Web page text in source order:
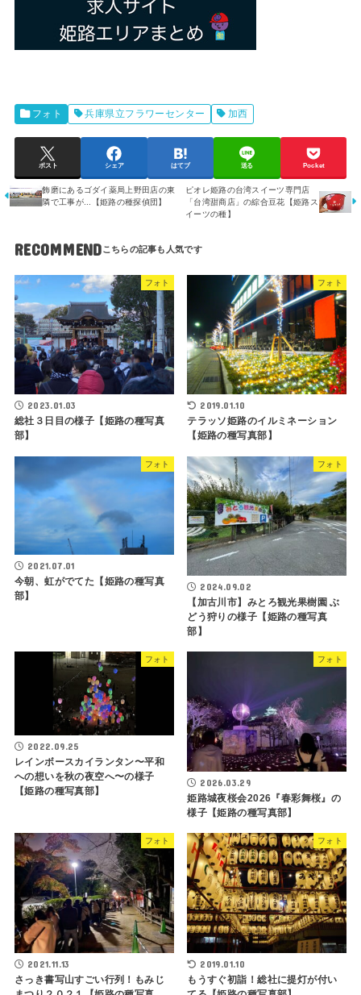
フォト 兵庫県立フラワーセンター 加西
ポスト シェア はてブ 送る Pocket
飾磨にあるゴダイ薬局上野田店の東
隣で工事が...【姫路の種探偵団】
ピオレ姫路の台湾スイーツ専門店
「台湾甜商店」の綜合豆花【姫路ス
イーツの種】
RECOMMEND
フォト
2023.01.03
総社３日目の様子【姫路の種写真
部】
フォト
2019.01.10
テラッソ姫路のイルミネーション
【姫路の種写真部】
フォト
2021.07.01
今朝、虹がでてた【姫路の種写真
部】
フォト
2024.09.02
【加古川市】みとろ観光果樹園 ぶ
どう狩りの様子【姫路の種写真
部】
フォト
2022.09.25
レインボースカイランタン〜平和
への想いを秋の夜空へ〜の様子
【姫路の種写真部】
フォト
2026.03.29
姫路城夜桜会2026『春彩舞桜』の
様子【姫路の種写真部】
フォト
2021.11.13
さっき書写山すごい行列！もみじ
フォト
2019.01.10
もうすぐ初詣！総社に提灯が付い